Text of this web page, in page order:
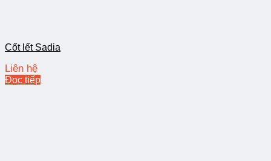
Cốt lết Sadia
Liên hệ
Đọc tiếp